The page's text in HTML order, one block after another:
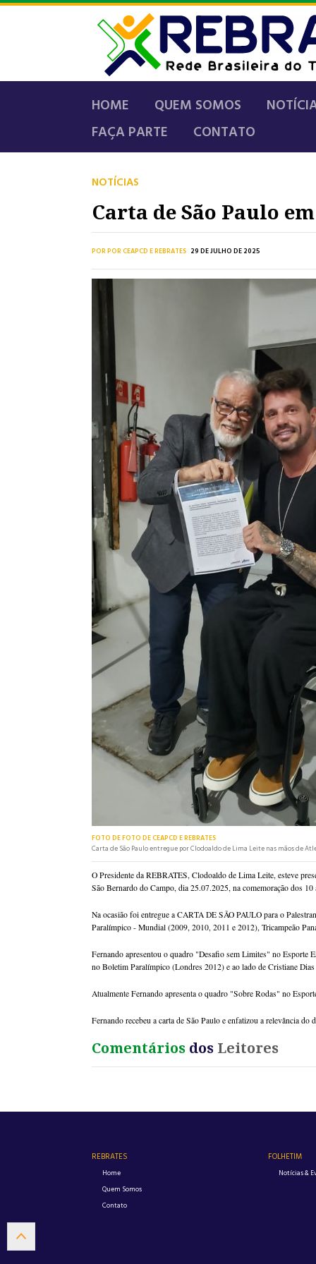
HOME QUEM SOMOS
FAÇA PARTE
CONTATO
NOTÍCIAS
Carta de São Paulo
POR POR CEAPCD E REBRATES 29 DE JULHO DE 2025
FOTO DE FOTO DE CEAPCD E REBRATES
Carta de São Paulo entregue por Clodoaldo de Lima Leite nas mãos de
O Presidente da REBRATES, Clodoaldo de Lima Leite, esteve
São Bernardo do Campo, dia 25.07.2025, na comemoração dos
Na ocasião foi entregue a CARTA DE SÃO PAULO para o
Paralímpico - Mundial (2009, 2010, 2011 e 2012), Tricampeão
Fernando apresentou o quadro "Desafio sem Limites" no Esporte
no Boletim Paralímpico (Londres 2012) e ao lado de Cristiane
Atualmente Fernando apresenta o quadro "Sobre Rodas" no
Fernando recebeu a carta de São Paulo e enfatizou a relevância do
Comentários dos Leitores
REBRATES
Home
Quem Somos
Contato
FOLHETIM
Notícias &